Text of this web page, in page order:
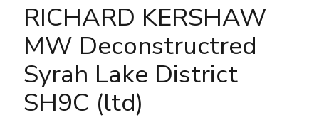
RICHARD KERSHAW
MW Deconstructred
Syrah Lake District
SH9C (ltd)